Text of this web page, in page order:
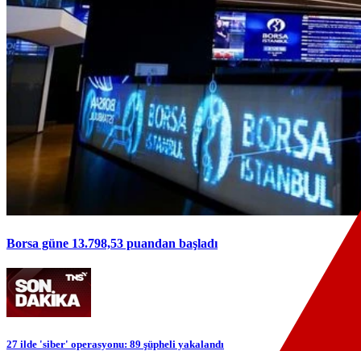
Borsa güne 13.798,53 puandan başladı
27 ilde 'siber' operasyonu: 89 şüpheli yakalandı